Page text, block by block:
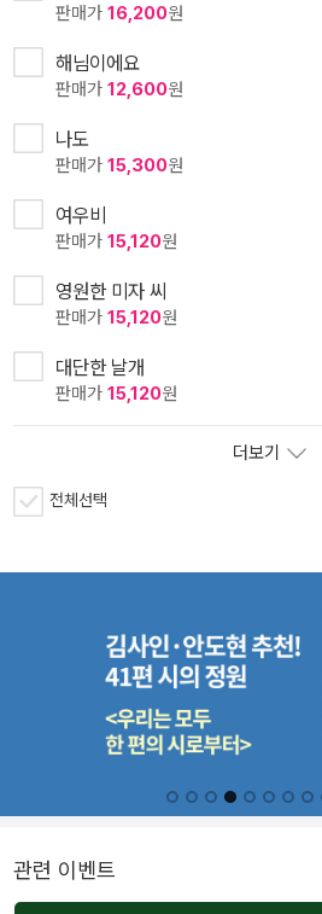
판매가 16,200원
해님이에요
판매가 12,600원
나도
판매가 15,300원
여우비
판매가 15,120원
영원한 미자 씨
판매가 15,120원
대단한 날개
판매가 15,120원
더보기
전체선택
관련 이벤트